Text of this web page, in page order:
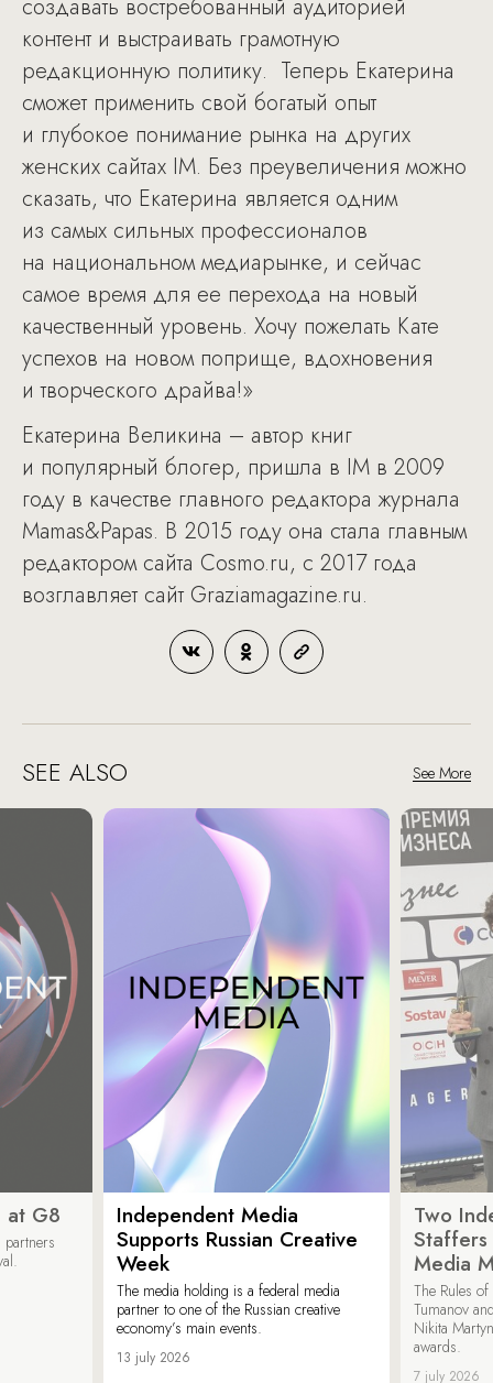
создавать востребованный аудиторией
контент и выстраивать грамотную
редакционную политику. Теперь Екатерина
сможет применить свой богатый опыт
и глубокое понимание рынка на других
женских сайтах IM. Без преувеличения можно
сказать, что Екатерина является одним
из самых сильных профессионалов
на национальном медиарынке, и сейчас
самое время для ее перехода на новый
качественный уровень. Хочу пожелать Кате
успехов на новом поприще, вдохновения
и творческого драйва!»
Екатерина Великина – автор книг
и популярный блогер, пришла в IM в 2009
году в качестве главного редактора журнала
Mamas&Papas. В 2015 году она стала главным
редактором сайта Cosmo.ru, с 2017 года
возглавляет сайт Graziamagazine.ru.
SEE ALSO See More
at G8
Independent Media
Supports Russian Creative
Week
The media holding is a federal media
partner to one of the Russian creative
economy’s main events.
13 july 2026
Two
Media
The Rules
Tumanov
Nikita
awards.
7 july 2026